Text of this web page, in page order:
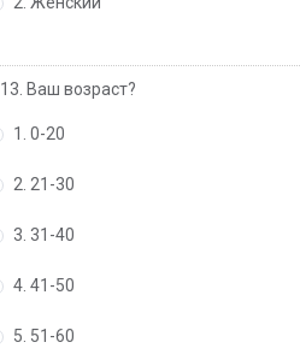
13. Ваш возраст?
1. 0-20
2. 21-30
3. 31-40
4. 41-50
5. 51-60